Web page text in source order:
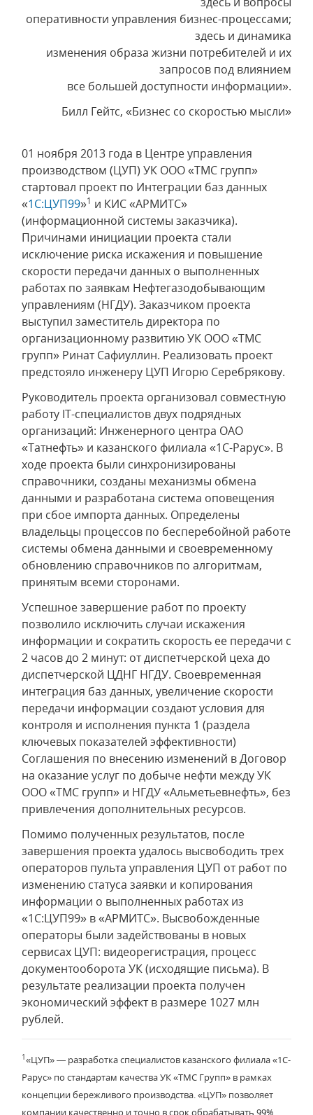
оперативности управления бизнес-процессами;
здесь и динамика
изменения образа жизни потребителей и их
запросов под влиянием
все большей доступности информации».
Билл Гейтс, «Бизнес со скоростью мысли»
01 ноября 2013 года в Центре управления
производством (ЦУП) УК ООО «ТМС групп»
стартовал проект по Интеграции баз данных
«1С:ЦУП99»1 и КИС «АРМИТС»
(информационной системы заказчика).
Причинами инициации проекта стали
исключение риска искажения и повышение
скорости передачи данных о выполненных
работах по заявкам Нефтегазодобывающим
управлениям (НГДУ). Заказчиком проекта
выступил заместитель директора по
организационному развитию УК ООО «ТМС
групп» Ринат Сафиуллин. Реализовать проект
предстояло инженеру ЦУП Игорю Серебрякову.
Руководитель проекта организовал совместную
работу IT-специалистов двух подрядных
организаций: Инженерного центра ОАО
«Татнефть» и казанского филиала «1С-Рарус». В
ходе проекта были синхронизированы
справочники, созданы механизмы обмена
данными и разработана система оповещения
при сбое импорта данных. Определены
владельцы процессов по бесперебойной работе
системы обмена данными и своевременному
обновлению справочников по алгоритмам,
принятым всеми сторонами.
Успешное завершение работ по проекту
позволило исключить случаи искажения
информации и сократить скорость ее передачи с
2 часов до 2 минут: от диспетчерской цеха до
диспетчерской ЦДНГ НГДУ. Своевременная
интеграция баз данных, увеличение скорости
передачи информации создают условия для
контроля и исполнения пункта 1 (раздела
ключевых показателей эффективности)
Соглашения по внесению изменений в Договор
на оказание услуг по добыче нефти между УК
ООО «ТМС групп» и НГДУ «Альметьевнефть», без
привлечения дополнительных ресурсов.
Помимо полученных результатов, после
завершения проекта удалось высвободить трех
операторов пульта управления ЦУП от работ по
изменению статуса заявки и копирования
информации о выполненных работах из
«1С:ЦУП99» в «АРМИТС». Высвобожденные
операторы были задействованы в новых
сервисах ЦУП: видеорегистрация, процесс
документооборота УК (исходящие письма). В
результате реализации проекта получен
экономический эффект в размере 1027 млн
рублей.
1 «ЦУП» — разработка специалистов казанского филиала «1С-
Рарус» по стандартам качества УК «ТМС Групп» в рамках
концепции бережливого производства. «ЦУП» позволяет
компании качественно и точно в срок обрабатывать 99%